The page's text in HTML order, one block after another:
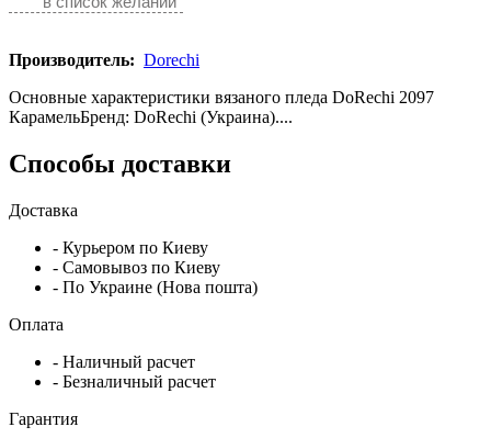
Производитель: Dorechi
Основные характеристики вязаного пледа DoRechi 2097
КарамельБренд: DoRechi (Украина)....
Способы доставки
Доставка
- Курьером по Киеву
- Самовывоз по Киеву
- По Украине (Нова пошта)
Оплата
- Наличный расчет
- Безналичный расчет
Гарантия